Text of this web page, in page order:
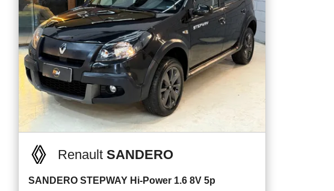
Renault SANDERO
SANDERO STEPWAY Hi-Power 1.6 8V 5p